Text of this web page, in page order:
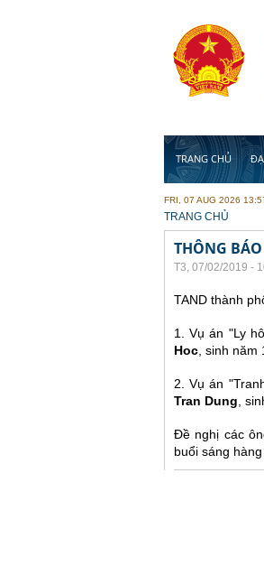
TRANG CHỦ
FRI, 07 AUG 2026
YOU ARE HERE
TRANG CHỦ
THÔNG
T3, 07/02/2019 -
TAND thành
1. Vụ án "Ly
Hoc , sinh
2. Vụ án
Tran Dung ,
Đề nghị các
buổi sáng